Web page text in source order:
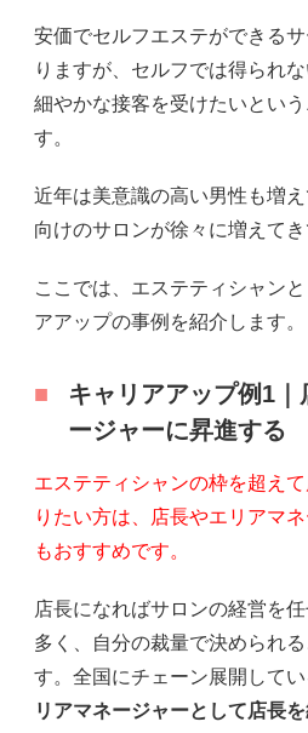
安価でセルフエステができる
りますが、セルフでは得られ
細やかな接客を受けたいとい
す。
近年は美意識の高い男性も増
向けのサロンが徐々に増えてき
ここでは、エステティシャン
アアップの事例を紹介します。
キャリアアップ例1
ージャーに昇進する
エステティシャンの枠を超え
りたい方は、店長やエリアマ
もおすすめです。
店長になればサロンの経営を
多く、自分の裁量で決められ
す。全国にチェーン展開してい
リアマネージャーとして店長